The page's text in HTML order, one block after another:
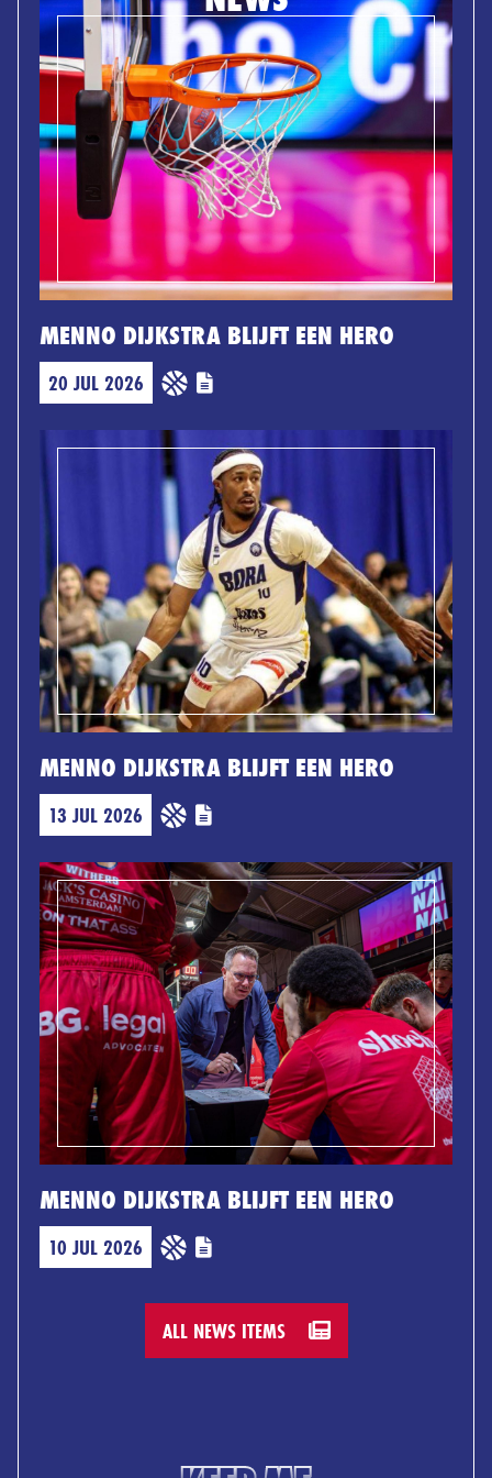
MENNO DIJKSTRA BLIJFT EEN HERO
20 JUL 2026
MENNO DIJKSTRA BLIJFT EEN HERO
13 JUL 2026
MENNO DIJKSTRA BLIJFT EEN HERO
10 JUL 2026
ALL NEWS ITEMS